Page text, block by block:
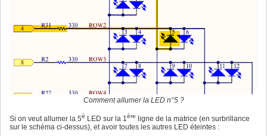
Comment allumer la LED n°5 ?
Si on veut allumer la 5è LED sur la 1ère
ligne de la matrice (en surbrillance
sur le schéma ci-dessus), et avoir toutes les autres LED éteintes :